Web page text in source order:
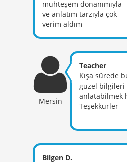
muhteşem donanımıyla
ve anlatım tarzıyla çok
verim aldım
Mersin
Teacher
Kışa sürede
güzel bilgileri
anlatabilmek
Teşekkürler
Bilgen D.